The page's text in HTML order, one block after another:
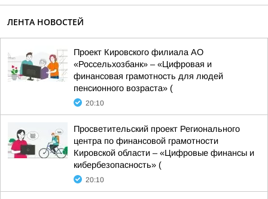
ЛЕНТА НОВОСТЕЙ
Проект Кировского филиала АО
«Россельхозбанк» – «Цифровая и
финансовая грамотность для людей
пенсионного возраста» (
20:10
Просветительский проект Регионального
центра по финансовой грамотности
Кировской области – «Цифровые финансы и
кибербезопасность» (
20:10